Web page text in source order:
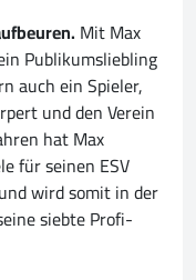
Mit Max
Publikumsliebling
auch ein Spieler,
und den Verein
hat Max
für seinen ESV
wird somit in der
siebte Profi-